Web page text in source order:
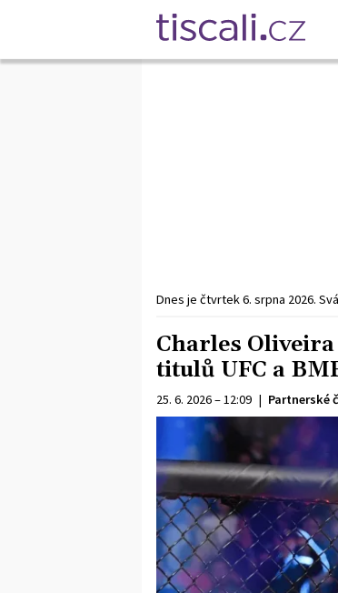
Dnes je čtvrtek6. srpna 2026.
Charles
titulů UFC a
25. 6. 2026 – 12:09 | Partnerské